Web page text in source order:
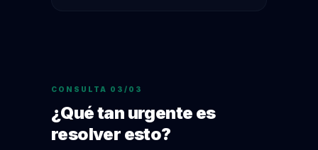
CONSULTA 03/03
¿Qué tan urgente es
resolver esto?